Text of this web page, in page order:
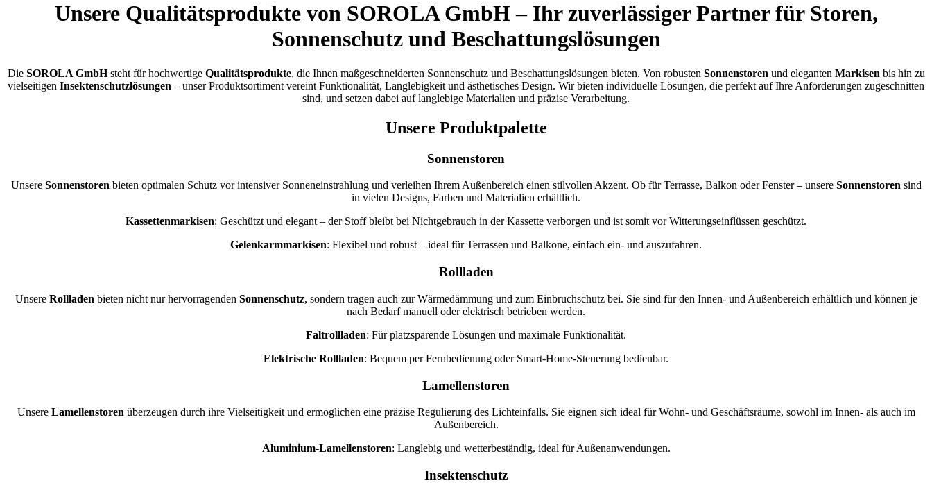
Unsere Qualitätsprodukte von SOROLA GmbH – Ihr zuverlässiger Partner für Storen,
Sonnenschutz und Beschattungslösungen
Die SOROLA GmbHsteht für hochwertige Qualitätsprodukte, die Ihnen maßgeschneiderten Sonnenschutz und Beschattungslösungen bieten. Von robusten Sonnenstoren und eleganten Markisen bis hin zu
vielseitigen Insektenschutzlösungen – unser Produktsortiment vereint Funktionalität, Langlebigkeit und ästhetisches Design. Wir bieten individuelle Lösungen, die perfekt auf Ihre Anforderungen zugeschnitten
sind, und setzen dabei auf langlebige Materialien und präzise Verarbeitung.
Unsere Produktpalette
Sonnenstoren
Unsere Sonnenstorenbieten optimalen Schutz vor intensiver Sonneneinstrahlung und verleihen Ihrem Außenbereich einen stilvollen Akzent. Ob für Terrasse, Balkon oder Fenster – unsere Sonnenstorensind
in vielen Designs, Farben und Materialien erhältlich.
Kassettenmarkisen: Geschützt und elegant – der Stoff bleibt bei Nichtgebrauch in der Kassette verborgen und ist somit vor Witterungseinflüssen geschützt.
Gelenkarmmarkisen: Flexibel und robust – ideal für Terrassen und Balkone, einfach ein- und auszufahren.
Rollladen
Unsere Rollladen bieten nicht nur hervorragenden Sonnenschutz, sondern tragen auch zur Wärmedämmung und zum Einbruchschutz bei. Sie sind für den Innen- und Außenbereich erhältlich und können je
nach Bedarf manuell oder elektrisch betrieben werden.
Faltrollladen: Für platzsparende Lösungen und maximale Funktionalität.
Elektrische Rollladen: Bequem per Fernbedienung oder Smart-Home-Steuerung bedienbar.
Lamellenstoren
Unsere Lamellenstoren überzeugen durch ihre Vielseitigkeit und ermöglichen eine präzise Regulierung des Lichteinfalls. Sie eignen sich ideal für Wohn- und Geschäftsräume, sowohl im Innen- als auch im
Außenbereich.
Aluminium-Lamellenstoren: Langlebig und wetterbeständig, ideal für Außenanwendungen.
Insektenschutz